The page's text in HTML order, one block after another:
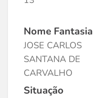
Nome Fantasia
JOSE CARLOS
SANTANA DE
CARVALHO
Situação